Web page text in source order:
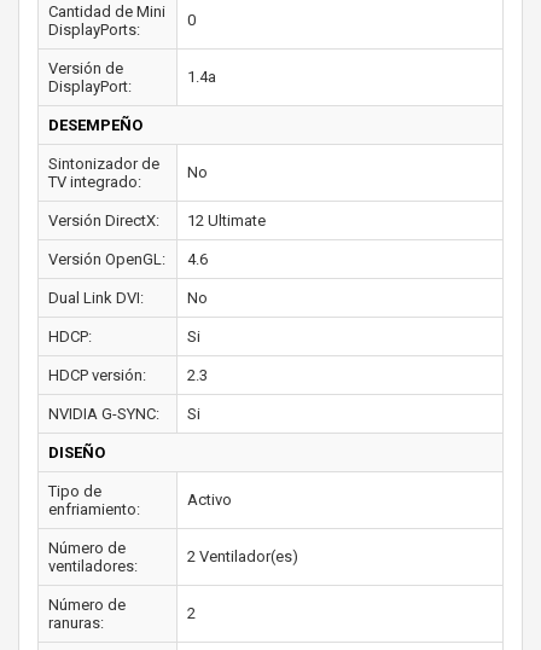
Cantidad de Mini
DisplayPorts:
0
Versión de
DisplayPort:
1.4a
DESEMPEÑO
Sintonizador de
TV integrado:
No
Versión DirectX: 12 Ultimate
Versión OpenGL: 4.6
Dual Link DVI: No
HDCP: Si
HDCP versión: 2.3
NVIDIA G-SYNC: Si
DISEÑO
Tipo de
enfriamiento:
Activo
Número de
ventiladores:
2 Ventilador(es)
Número de
ranuras:
2